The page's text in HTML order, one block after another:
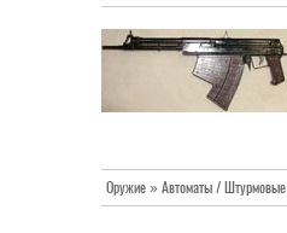
Оружие » Автоматы /